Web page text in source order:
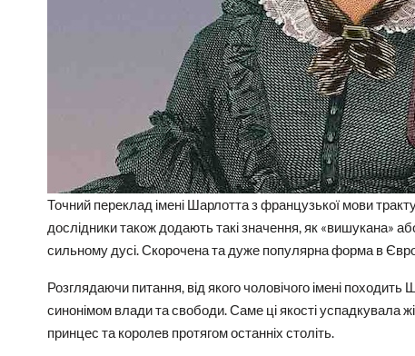
Точний переклад імені Шарлотта з французької мови
дослідники також додають такі значення, як «вишукана»
сильному дусі. Скорочена та дуже популярна форма в
Розглядаючи питання, від якого чоловічого імені
синонімом влади та свободи. Саме ці якості успадкувала
принцес та королев протягом останніх століть.